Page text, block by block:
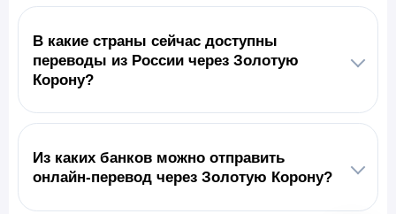
В какие страны сейчас доступны
переводы из России через Золотую
Корону?
Из каких банков можно отправить
онлайн-перевод через Золотую Корону?